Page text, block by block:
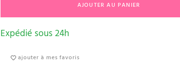
AJOUTER AU PANIER
Expédié sous 24h
ajouter à mes favoris